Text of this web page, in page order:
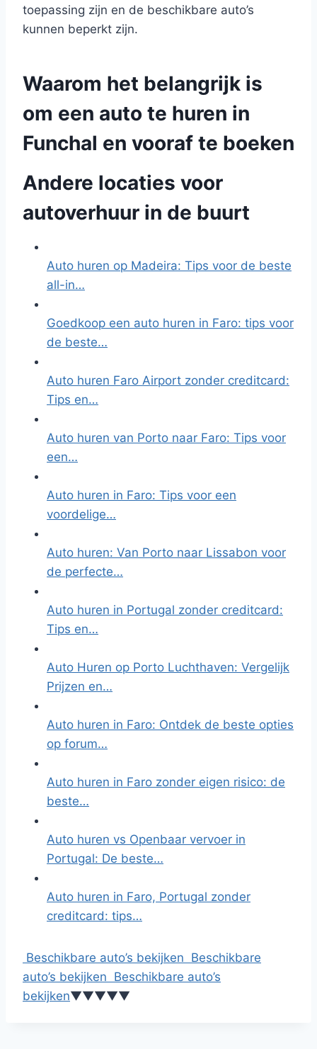
toepassing zijn en de beschikbare auto’s
kunnen beperkt zijn.
Waarom het belangrijk is
om een auto te huren in
Funchal en vooraf te boeken
Andere locaties voor
autoverhuur in de buurt
Auto huren op Madeira: Tips voor de beste
all-in…
Goedkoop een auto huren in Faro: tips voor
de beste…
Auto huren Faro Airport zonder creditcard:
Tips en…
Auto huren van Porto naar Faro: Tips voor
een…
Auto huren in Faro: Tips voor een
voordelige…
Auto huren: Van Porto naar Lissabon voor
de perfecte…
Auto huren in Portugal zonder creditcard:
Tips en…
Auto Huren op Porto Luchthaven: Vergelijk
Prijzen en…
Auto huren in Faro: Ontdek de beste opties
op forum…
Auto huren in Faro zonder eigen risico: de
beste…
Auto huren vs Openbaar vervoer in
Portugal: De beste…
Auto huren in Faro, Portugal zonder
creditcard: tips…
Beschikbare auto’s bekijken Beschikbare
auto’s bekijken Beschikbare auto’s
bekijken▼▼▼▼▼